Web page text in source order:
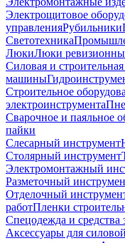
Электрощитовое
управленияРубильники
Светотехника
ЛюкиЛюки
Силовая и
машины
Строительное
электроинструмента
Сварочное и паяльное
пайки
Слесарный инструмент
Столярный инструмент
Электромонтажный
Разметочный
Отделочный
работПленки
Спецодежда и средства
Аксессуары для